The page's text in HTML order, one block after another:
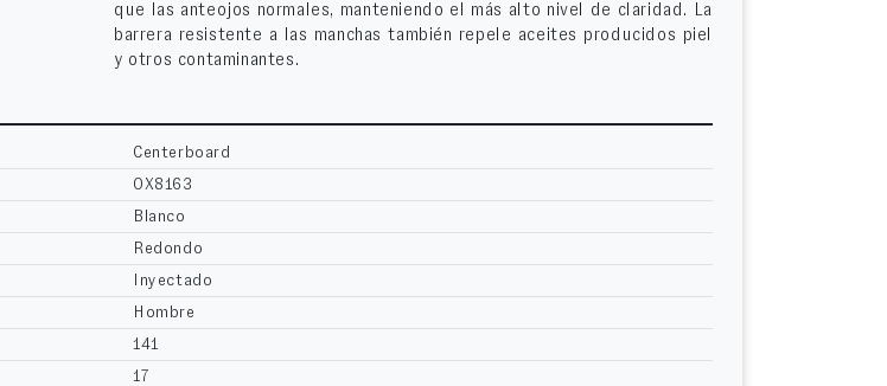
que las anteojos normales, manteniendo el más alto nivel de claridad. La
barrera resistente a las manchas también repele aceites producidos piel
y otros contaminantes.
Centerboard
OX8163
Blanco
Redondo
Inyectado
Hombre
141
17